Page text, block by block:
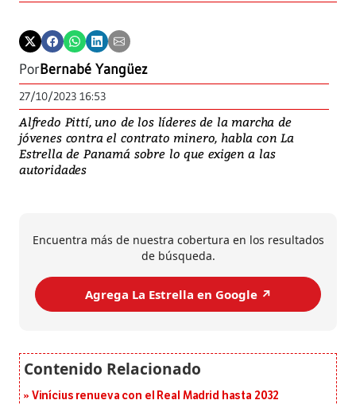
PorBernabé Yangüez
27/10/2023 16:53
Alfredo Pittí, uno de los líderes de la marcha de
jóvenes contra el contrato minero, habla con La
Estrella de Panamá sobre lo que exigen a las
autoridades
Encuentra más de nuestra cobertura en los resultados
de búsqueda.
Agrega La Estrella en Google ↗️
Vinícius renueva con el Real Madrid hasta 2032